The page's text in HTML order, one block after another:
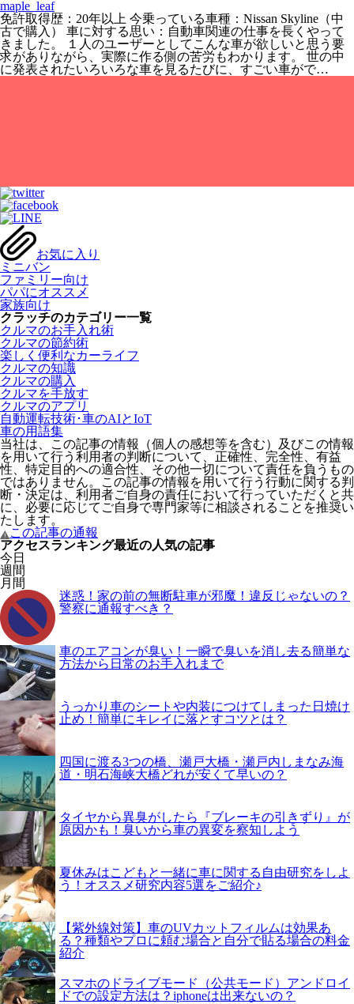
maple_leaf
免許取得歴：20年以上 今乗っている車種：Nissan Skyline（中
古で購入） 車に対する思い：自動車関連の仕事を長くやって
きました。 １人のユーザーとしてこんな車が欲しいと思う要
求がありながら、実際に作る側の苦労もわかります。 世の中
に発表されたいろいろな車を見るたびに、すごい車がで…
お気に入り
ミニバン
ファミリー向け
パパにオススメ
家族向け
クラッチのカテゴリー一覧
クルマのお手入れ術
クルマの節約術
楽しく便利なカーライフ
クルマの知識
クルマの購入
クルマを手放す
クルマのアプリ
自動運転技術･車のAIとIoT
車の用語集
当社は、この記事の情報（個人の感想等を含む）及びこの情報
を用いて行う利用者の判断について、正確性、完全性、有益
性、特定目的への適合性、その他一切について責任を負うもの
ではありません。この記事の情報を用いて行う行動に関する判
断・決定は、利用者ご自身の責任において行っていただくと共
に、必要に応じてご自身で専門家等に相談されることを推奨い
たします。
この記事の通報
アクセスランキング最近の人気の記事
今日
週間
月間
迷惑！家の前の無断駐車が邪魔！違反じゃないの？
警察に通報すべき？
車のエアコンが臭い！一瞬で臭いを消し去る簡単な
方法から日常のお手入れまで
うっかり車のシートや内装につけてしまった日焼け
止め！簡単にキレイに落とすコツとは？
四国に渡る3つの橋、瀬戸大橋・瀬戸内しまなみ海
道・明石海峡大橋どれが安くて早いの？
タイヤから異臭がしたら『ブレーキの引きずり』が
原因かも！臭いから車の異変を察知しよう
夏休みはこどもと一緒に車に関する自由研究をしよ
う！オススメ研究内容5選をご紹介♪
【紫外線対策】車のUVカットフィルムは効果あ
る？種類やプロに頼む場合と自分で貼る場合の料金
紹介
スマホのドライブモード（公共モード）アンドロイ
ドでの設定方法は？iphoneは出来ないの？